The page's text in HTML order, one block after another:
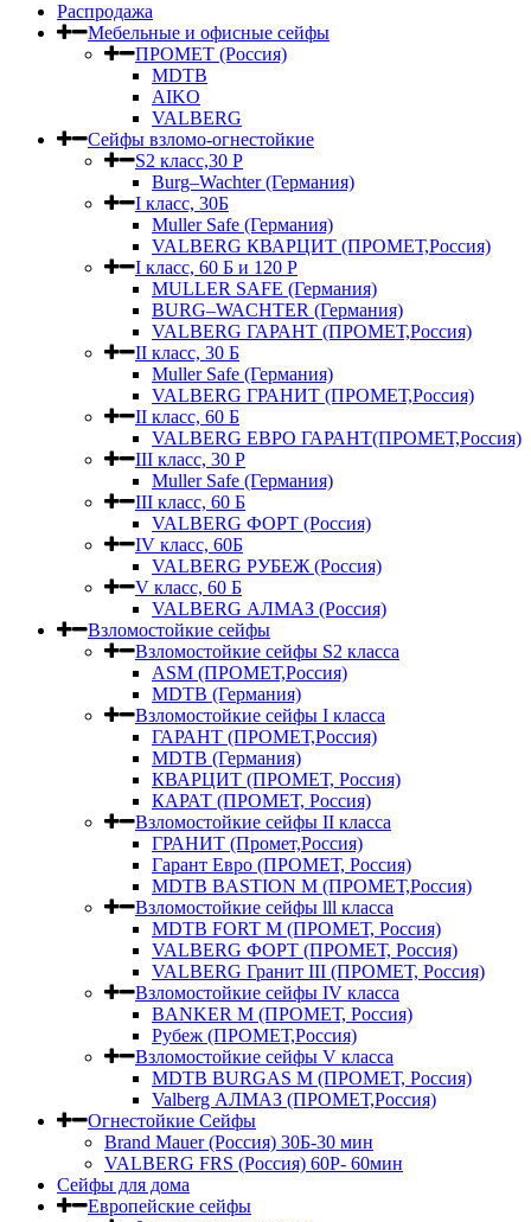
Распродажа
Мебельные и офисные сейфы
ПРОМЕТ (Россия)
MDTB
AIKO
VALBERG
Сейфы взломо-огнестойкие
S2 класс,30 Р
Burg–Wachter (Германия)
I класс, 30Б
Muller Safe (Германия)
VALBERG КВАРЦИТ (ПРОМЕТ,Россия)
I класс, 60 Б и 120 Р
MULLER SAFE (Германия)
BURG–WACHTER (Германия)
VALBERG ГАРАНТ (ПРОМЕТ,Россия)
II класс, 30 Б
Muller Safe (Германия)
VALBERG ГРАНИТ (ПРОМЕТ,Россия)
II класс, 60 Б
VALBERG ЕВРО ГАРАНТ(ПРОМЕТ,Россия)
III класс, 30 Р
Muller Safe (Германия)
III класс, 60 Б
VALBERG ФОРТ (Россия)
IV класс, 60Б
VALBERG РУБЕЖ (Россия)
V класс, 60 Б
VALBERG АЛМАЗ (Россия)
Взломостойкие сейфы
Взломостойкие сейфы S2 класса
ASM (ПРОМЕТ,Россия)
MDTB (Германия)
Взломостойкие сейфы I класса
ГАРАНТ (ПРОМЕТ,Россия)
MDTB (Германия)
КВАРЦИТ (ПРОМЕТ, Россия)
КАРАТ (ПРОМЕТ, Россия)
Взломостойкие сейфы II класса
ГРАНИТ (Промет,Россия)
Гарант Евро (ПРОМЕТ, Россия)
MDTB BASTION M (ПРОМЕТ,Россия)
Взломостойкие сейфы lll класса
MDTB FORT M (ПРОМЕТ, Россия)
VALBERG ФОРТ (ПРОМЕТ, Россия)
VALBERG Гранит III (ПРОМЕТ, Россия)
Взломостойкие сейфы IV класса
BANKER M (ПРОМЕТ, Россия)
Рубеж (ПРОМЕТ,Россия)
Взломостойкие сейфы V класса
MDTB BURGAS M (ПРОМЕТ, Россия)
Valberg АЛМАЗ (ПРОМЕТ,Россия)
Огнестойкие Сейфы
Brand Mauer (Россия) 30Б-30 мин
VALBERG FRS (Россия) 60Р- 60мин
Сейфы для дома
Европейские сейфы